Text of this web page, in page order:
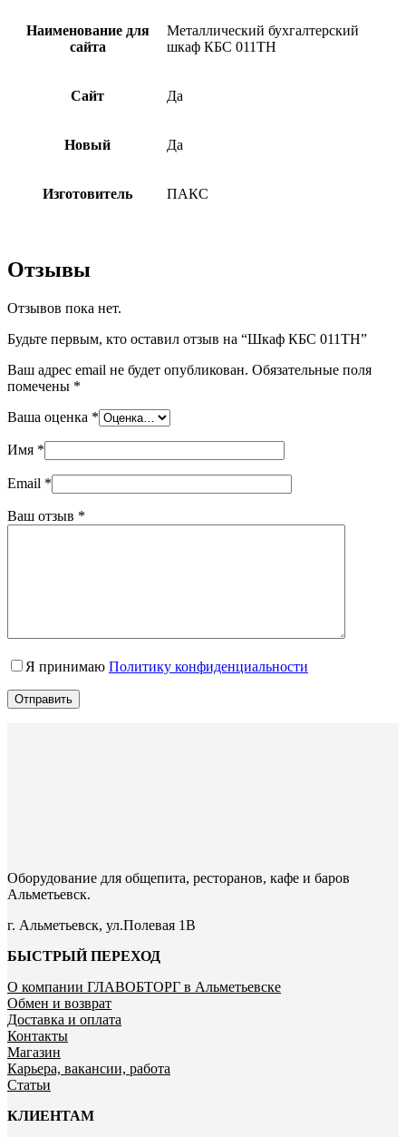
Наименование для
сайта
Металлический бухгалтерский
шкаф КБС 011ТН
Сайт Да
Новый Да
Изготовитель ПАКС
Отзывы
Отзывов пока нет.
Будьте первым, кто оставил отзыв на “Шкаф КБС 011ТН”
Ваш адрес email не будет опубликован. Обязательные поля
помечены *
Ваша оценка *
Имя *
Email *
Ваш отзыв *
Я принимаю Политику конфиденциальности
Отправить
Оборудование для общепита, ресторанов, кафе и баров
Альметьевск.
г. Альметьевск, ул.Полевая 1В
БЫСТРЫЙ ПЕРЕХОД
О компании ГЛАВОБТОРГ в Альметьевске
Обмен и возврат
Доставка и оплата
Контакты
Магазин
Карьера, вакансии, работа
Статьи
КЛИЕНТАМ